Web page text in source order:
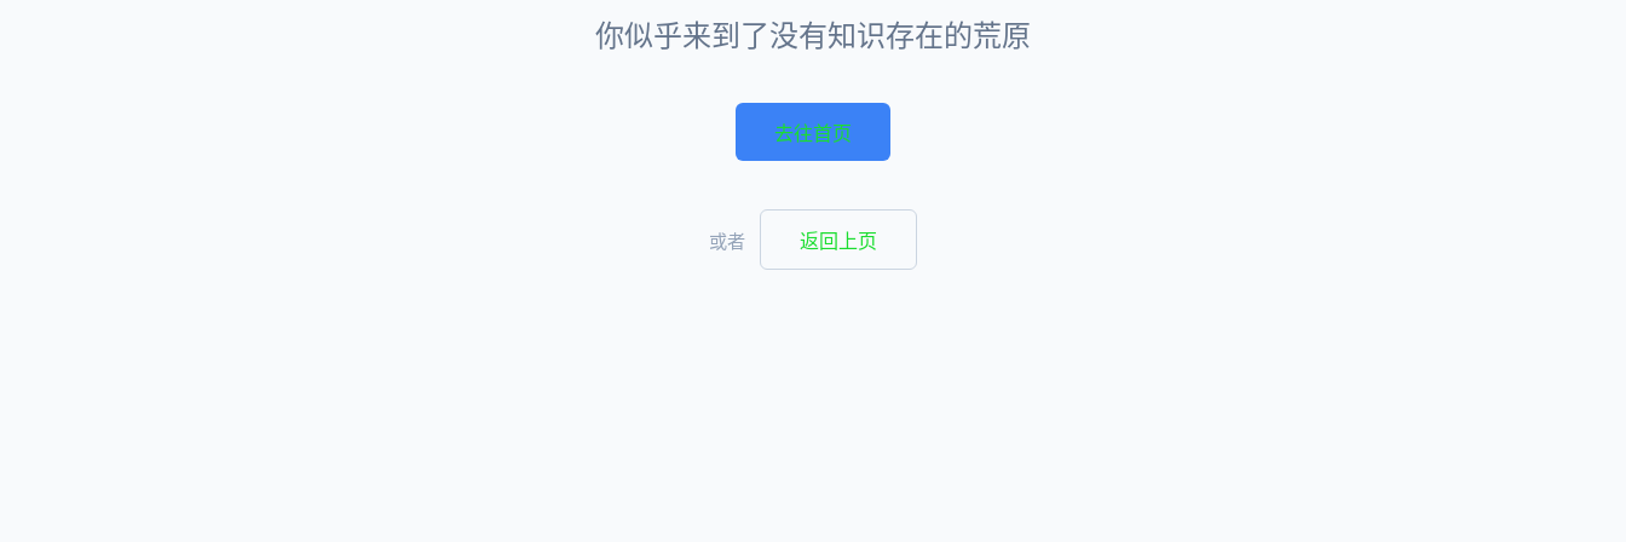
你似乎来到了没有知识存在的荒原
去往首页
或者 返回上页